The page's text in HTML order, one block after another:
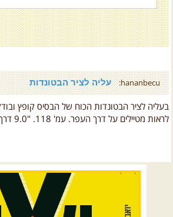
hananbecu: עליה לציר הבטונדות
בעליה לציר הבטונדות הכוח של הבסיס קופץ
לראות מטיילים על דרך העפר. עמ' 118. "9.0 דרך עפר רחבה וברורה"